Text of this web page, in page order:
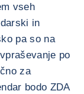
vseh
in
pa so na
po
za
bodo ZDA